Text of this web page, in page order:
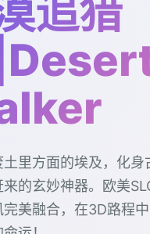
追猎
土里方面的埃及，化
来的玄妙神器。欧美
美融合，在3D路程